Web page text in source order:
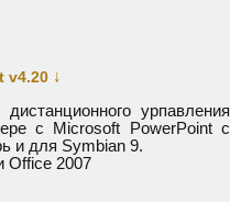
v4.20 ↓
урпавления
с Microsoft PowerPoint с
и для Symbian 9.
Office 2007